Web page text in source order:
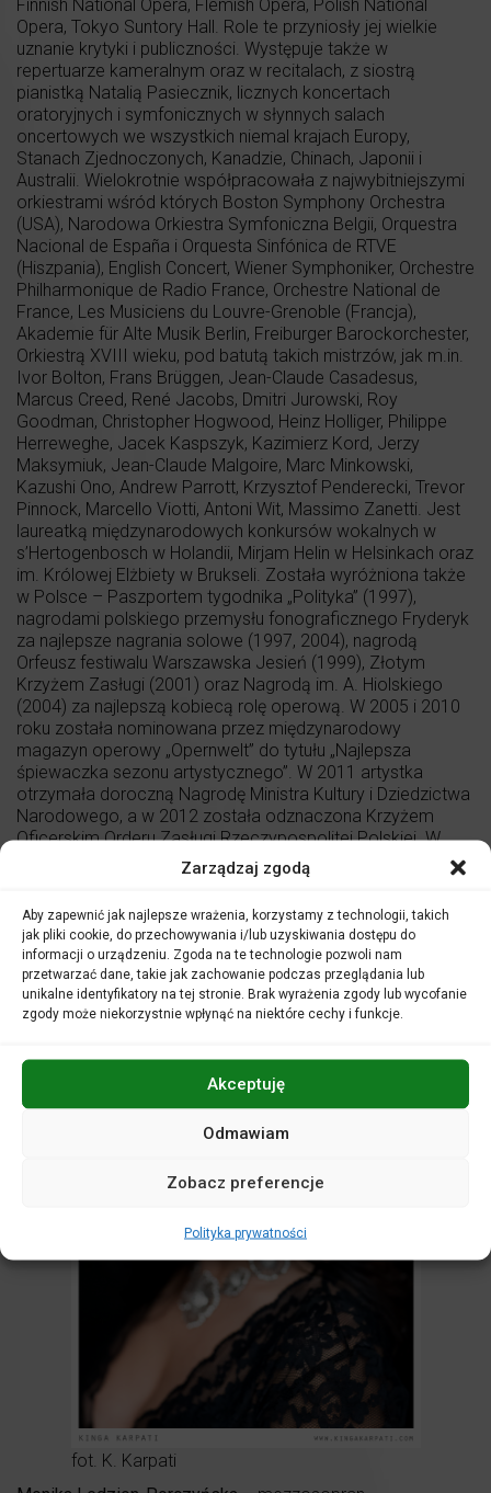
Zarządzaj zgodą
Aby zapewnić jak najlepsze wrażenia, korzystamy z technologii, takich
jak pliki cookie, do przechowywania i/lub uzyskiwania dostępu do
informacji o urządzeniu. Zgoda na te technologie pozwoli nam
przetwarzać dane, takie jak zachowanie podczas przeglądania lub
unikalne identyfikatory na tej stronie. Brak wyrażenia zgody lub wycofanie
zgody może niekorzystnie wpłynąć na niektóre cechy i funkcje.
Akceptuję
Odmawiam
Zobacz preferencje
Polityka prywatności
Finnish National Opera, Flemish Opera, Polish National
Opera, Tokyo Suntory Hall. Role te przyniosły jej wielkie
uznanie krytyki i publiczności. Występuje także w
repertuarze kameralnym oraz w recitalach, z siostrą
pianistką Natalią Pasiecznik, licznych koncertach
oratoryjnych i symfonicznych w słynnych salach
oncertowych we wszystkich niemal krajach Europy,
Stanach Zjednoczonych, Kanadzie, Chinach, Japonii i
Australii. Wielokrotnie współpracowała z najwybitniejszymi
orkiestrami wśród których Boston Symphony Orchestra
(USA), Narodowa Orkiestra Symfoniczna Belgii, Orquestra
Nacional de España i Orquesta Sinfónica de RTVE
(Hiszpania), English Concert, Wiener Symphoniker, Orchestre
Philharmonique de Radio France, Orchestre National de
France, Les Musiciens du Louvre-Grenoble (Francja),
Akademie für Alte Musik Berlin, Freiburger Barockorchester,
Orkiestrą XVIII wieku, pod batutą takich mistrzów, jak m.in.
Ivor Bolton, Frans Brüggen, Jean-Claude Casadesus,
Marcus Creed, René Jacobs, Dmitri Jurowski, Roy
Goodman, Christopher Hogwood, Heinz Holliger, Philippe
Herreweghe, Jacek Kaspszyk, Kazimierz Kord, Jerzy
Maksymiuk, Jean-Claude Malgoire, Marc Minkowski,
Kazushi Ono, Andrew Parrott, Krzysztof Penderecki, Trevor
Pinnock, Marcello Viotti, Antoni Wit, Massimo Zanetti. Jest
laureatką międzynarodowych konkursów wokalnych w
s’Hertogenbosch w Holandii, Mirjam Helin w Helsinkach oraz
im. Królowej Elżbiety w Brukseli. Została wyróżniona także
w Polsce – Paszportem tygodnika „Polityka” (1997),
nagrodami polskiego przemysłu fonograficznego Fryderyk
za najlepsze nagrania solowe (1997, 2004), nagrodą
Orfeusz festiwalu Warszawska Jesień (1999), Złotym
Krzyżem Zasługi (2001) oraz Nagrodą im. A. Hiolskiego
(2004) za najlepszą kobiecą rolę operową. W 2005 i 2010
roku została nominowana przez międzynarodowy
magazyn operowy „Opernwelt” do tytułu „Najlepsza
śpiewaczka sezonu artystycznego”. W 2011 artystka
otrzymała doroczną Nagrodę Ministra Kultury i Dziedzictwa
Narodowego, a w 2012 została odznaczona Krzyżem
Oficerskim Orderu Zasługi Rzeczypospolitej Polskiej. W
swoim dorobku fonograficznym ma ponad 50 CD i DVD.
które nagrała m.in. dla firm CD Accord, Dabringhaus und
Grimm, Harmonia Mundi, Naxos i Opus 111.
fot. K. Karpati